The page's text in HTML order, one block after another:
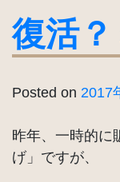
復活
Posted on 2017
昨年、一時的に
げ」ですが、